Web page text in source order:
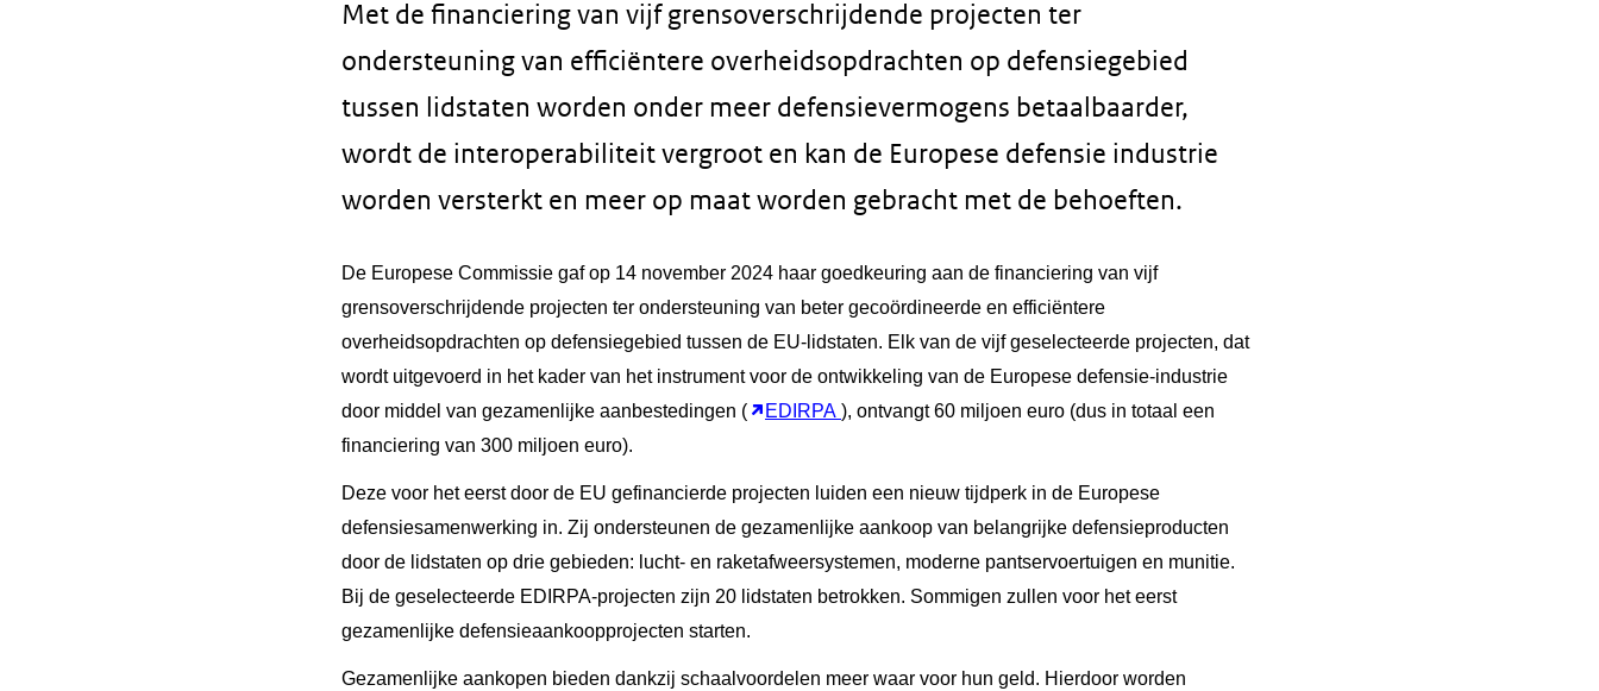
Met de financiering van vijf grensoverschrijdende projecten ter
ondersteuning van efficiëntere overheidsopdrachten op defensiegebied
tussen lidstaten worden onder meer defensievermogens betaalbaarder,
wordt de interoperabiliteit vergroot en kan de Europese defensie industrie
worden versterkt en meer op maat worden gebracht met de behoeften.
De Europese Commissie gaf op 14 november 2024 haar goedkeuring aan de financiering van vijf
grensoverschrijdende projecten ter ondersteuning van beter gecoördineerde en efficiëntere
overheidsopdrachten op defensiegebied tussen de EU-lidstaten. Elk van de vijf geselecteerde projecten, dat
wordt uitgevoerd in het kader van het instrument voor de ontwikkeling van de Europese defensie-industrie
door middel van gezamenlijke aanbestedingen (
EDIRPA ), ontvangt 60 miljoen euro (dus in totaal een
financiering van 300 miljoen euro).
Deze voor het eerst door de EU gefinancierde projecten luiden een nieuw tijdperk in de Europese
defensiesamenwerking in. Zij ondersteunen de gezamenlijke aankoop van belangrijke defensieproducten
door de lidstaten op drie gebieden: lucht- en raketafweersystemen, moderne pantservoertuigen en munitie.
Bij de geselecteerde EDIRPA-projecten zijn 20 lidstaten betrokken. Sommigen zullen voor het eerst
gezamenlijke defensieaankoopprojecten starten.
Gezamenlijke aankopen bieden dankzij schaalvoordelen meer waar voor hun geld. Hierdoor worden